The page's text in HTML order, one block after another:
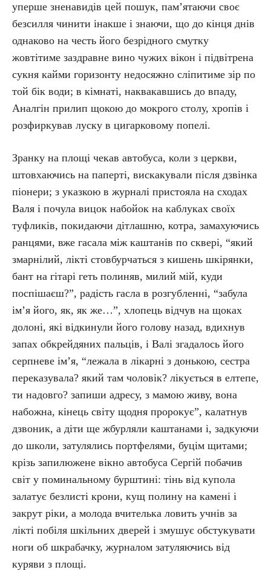
уперше зненавидів цей пошук, пам’ятаючи своє
безсилля чинити інакше і знаючи, що до кінця днів
однаково на честь його безрідного смутку
жовтітиме заздравне вино чужих вікон і підвітрена
сукня кайми горизонту недосяжно сліпитиме зір по
той бік води; в кімнаті, наквакавшись до впаду,
Аналгін прилип щокою до мокрого столу, хропів і
розфиркував луску в цигарковому попелі.
Зранку на площі чекав автобуса, коли з церкви,
штовхаючись на паперті, вискакували після дзвінка
піонери; з указкою в журналі пристояла на сходах
Валя і почула вицок набойок на каблуках своїх
туфликів, покидаючи дітлашню, котра, замахуючись
ранцями, вже гасала між каштанів по сквері, “який
змарнілий, лікті стовбурчаться з кишень шкірянки,
бант на гітарі геть полиняв, милий мій, куди
поспішаєш?”, радість гасла в розгубленні, “забула
ім’я його, як, як же…”, хлопець відчув на щоках
долоні, які відкинули його голову назад, вдихнув
запах обкрейдяних пальців, і Валі згадалось його
серпневе ім’я, “лежала в лікарні з донькою, сестра
переказувала? який там чоловік? лікується в елтепе,
ти надовго? запиши адресу, з мамою живу, вона
набожна, кінець світу щодня пророкує”, калатнув
дзвоник, а діти ще жбурляли каштанами і, задкуючи
до школи, затулялись портфелями, буцім щитами;
крізь запилюжене вікно автобуса Сергій побачив
світ у поминальному бурштині: тінь від купола
залатує безлисті крони, кущ полину на камені і
закрут ріки, а молода вчителька ловить учнів за
лікті побіля шкільних дверей і змушує обстукувати
ноги об шкрабачку, журналом затуляючись від
куряви з площі.